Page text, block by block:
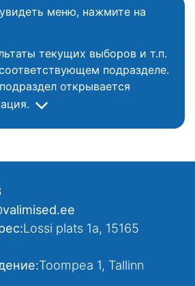
меню, нажмите на
текущих выборов и т.п.
подразделе.
открывается
Lossi plats 1a, 15165
Toompea 1, Tallinn